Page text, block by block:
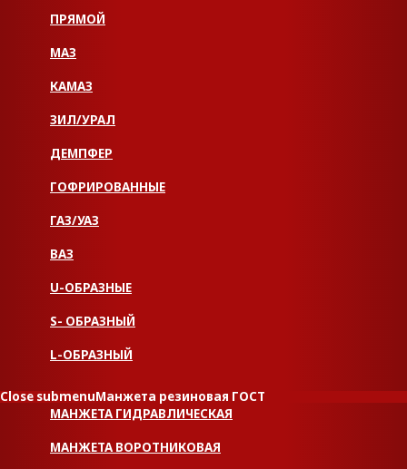
ПРЯМОЙ
МАЗ
КАМАЗ
ЗИЛ/УРАЛ
ДЕМПФЕР
ГОФРИРОВАННЫЕ
ГАЗ/УАЗ
ВАЗ
U-ОБРАЗНЫЕ
S- ОБРАЗНЫЙ
L-ОБРАЗНЫЙ
Close submenuМанжета резиновая ГОСТ
МАНЖЕТА ГИДРАВЛИЧЕСКАЯ
МАНЖЕТА ВОРОТНИКОВАЯ